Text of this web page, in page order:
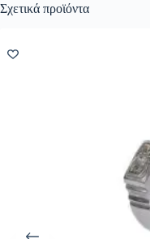
Σχετικά προϊόντα